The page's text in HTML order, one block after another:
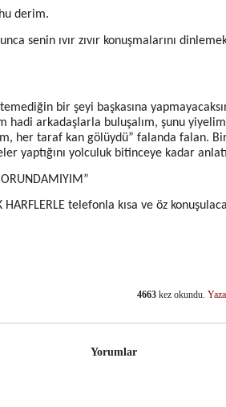
derim.
senin ıvır zıvır konuşmalarını
bir şeyi başkasına
hadi arkadaşlarla buluşalım, şunu
her taraf kan gölüydü” falanda falan.
yaptığını yolculuk bitinceye kadar
telefonla kısa ve öz
4663 kez okundu.
Yorumlar